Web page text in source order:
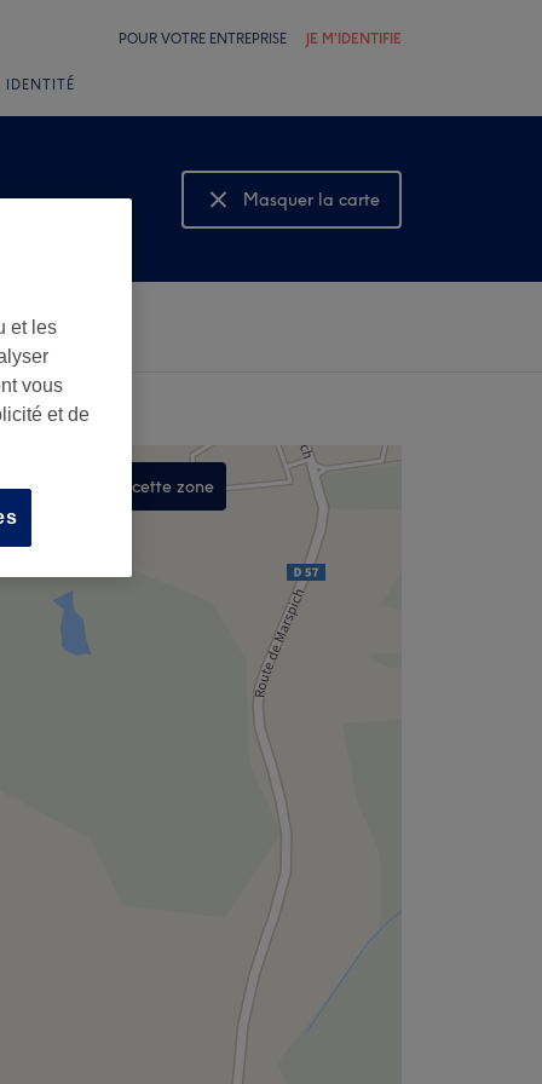
POUR VOTRE ENTREPRISE JE M'IDENTIFIE
IDENTITÉ
Masquer la carte
Montrer la carte
dans cette zone
et les
vous
et de